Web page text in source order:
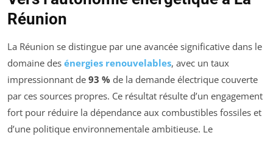
Réunion
La Réunion se distingue par une avancée significative dans le
domaine des énergies renouvelables, avec un taux
impressionnant de 93 % de la demande électrique couverte
par ces sources propres. Ce résultat résulte d’un engagement
fort pour réduire la dépendance aux combustibles fossiles et
d’une politique environnementale ambitieuse. Le